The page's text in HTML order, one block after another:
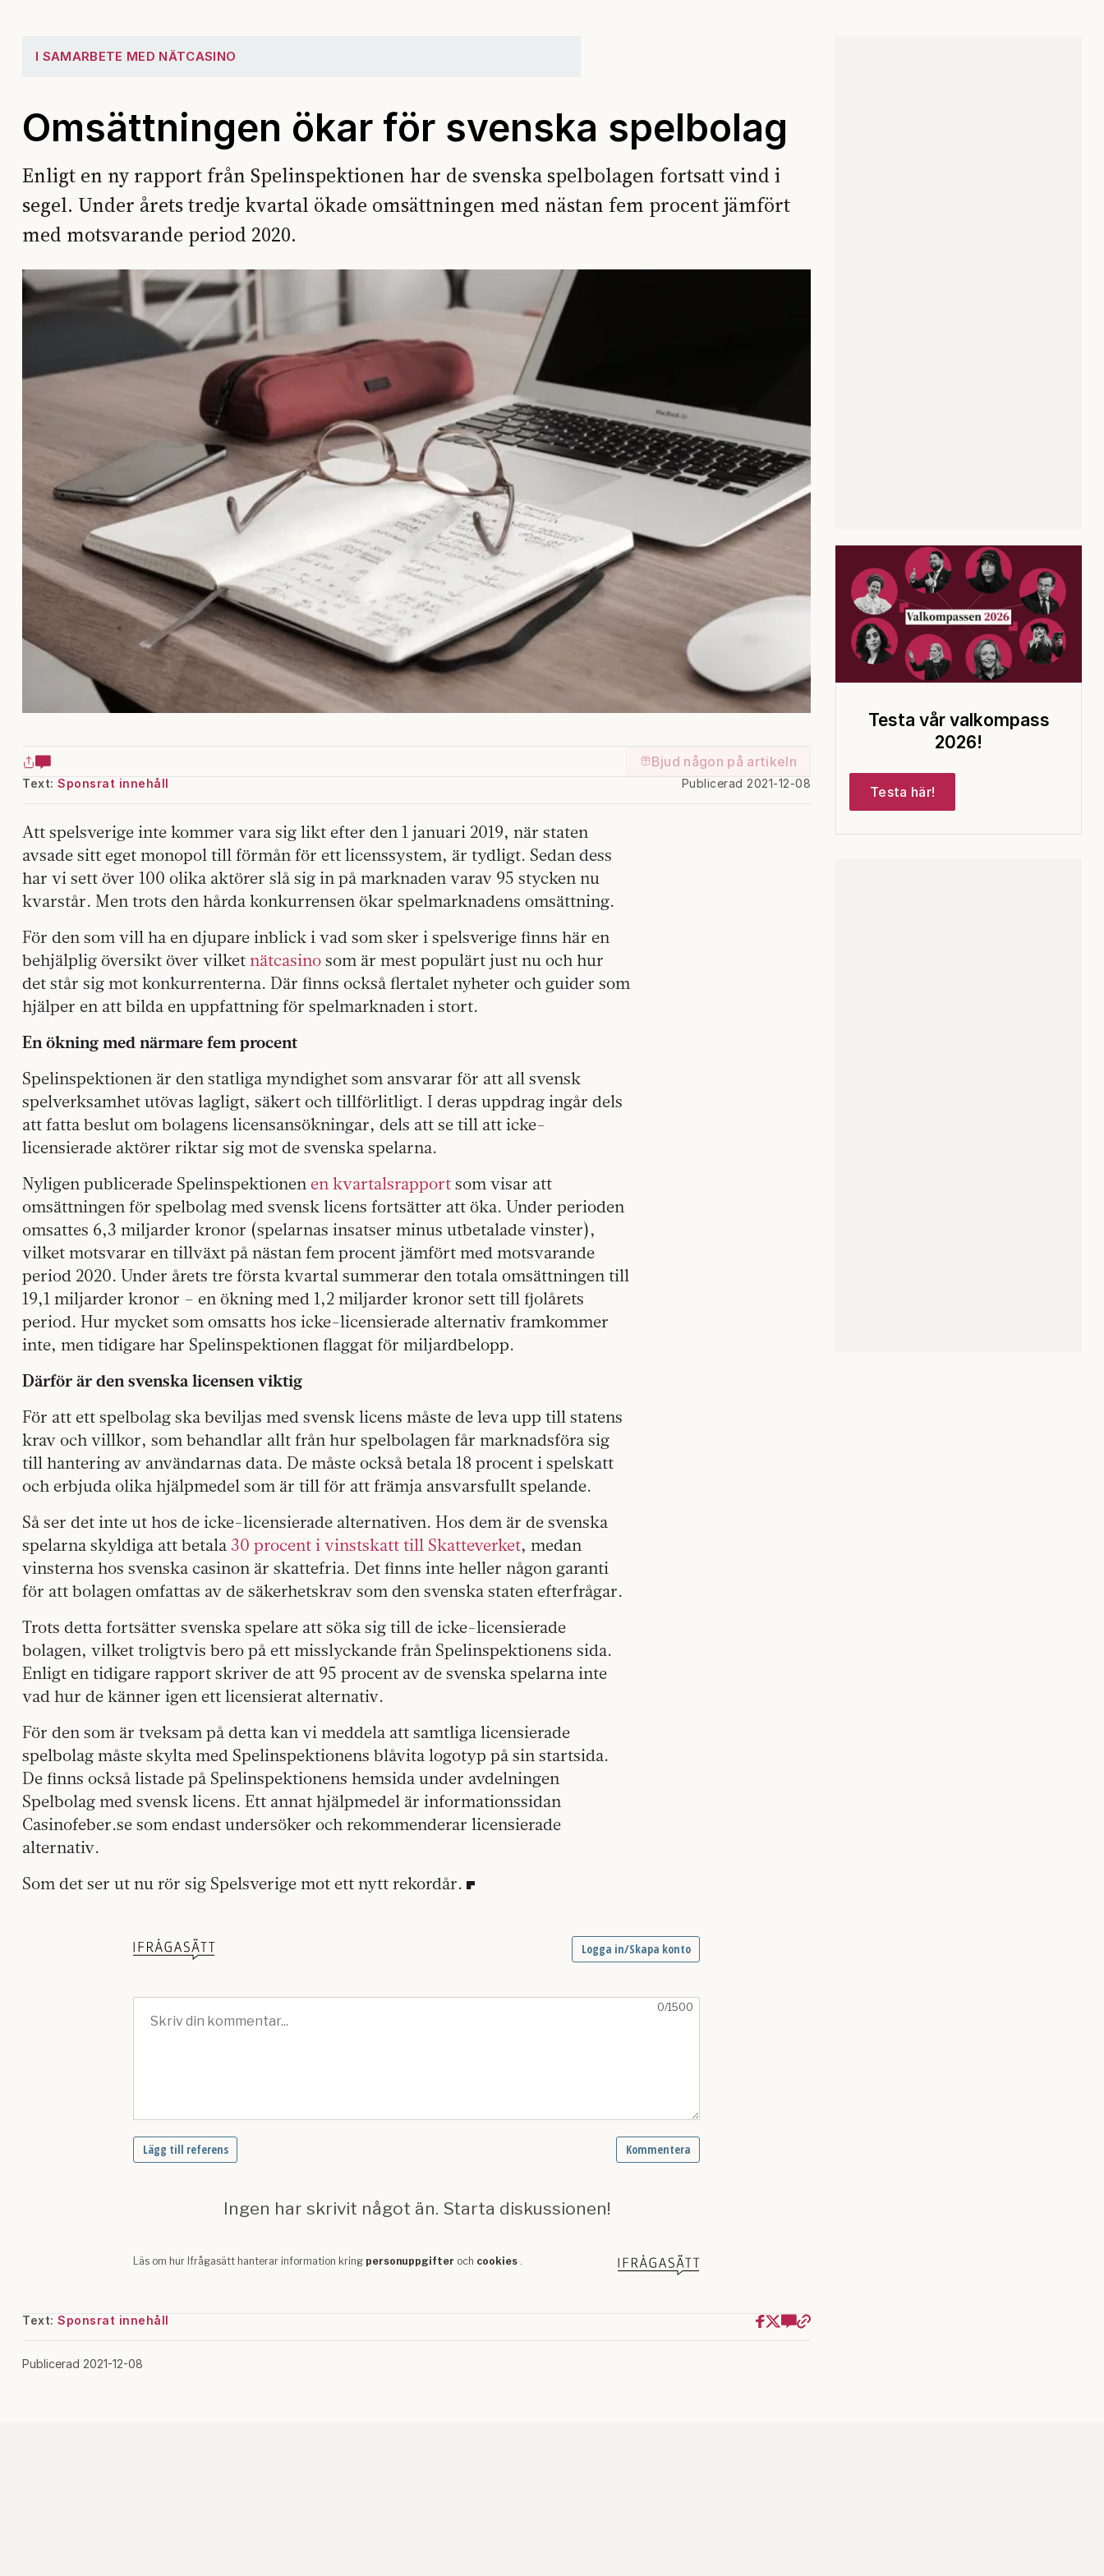
I SAMARBETE MED NÄTCASINO
Omsättningen ökar för svenska spelbolag
Enligt en ny rapport från Spelinspektionen har de svenska spelbolagen fortsatt vind i
segel. Under årets tredje kvartal ökade omsättningen med nästan fem procent jämfört
med motsvarande period 2020.
Bjud någon på artikeln
Text: Sponsrat innehåll Publicerad 2021-12-08
Att spelsverige inte kommer vara sig likt efter den 1 januari 2019, när staten
avsade sitt eget monopol till förmån för ett licenssystem, är tydligt. Sedan dess
har vi sett över 100 olika aktörer slå sig in på marknaden varav 95 stycken nu
kvarstår. Men trots den hårda konkurrensen ökar spelmarknadens omsättning.
För den som vill ha en djupare inblick i vad som sker i spelsverige finns här en
behjälplig översikt över vilket nätcasino som är mest populärt just nu och hur
det står sig mot konkurrenterna. Där finns också flertalet nyheter och guider som
hjälper en att bilda en uppfattning för spelmarknaden i stort.
En ökning med närmare fem procent
Spelinspektionen är den statliga myndighet som ansvarar för att all svensk
spelverksamhet utövas lagligt, säkert och tillförlitligt. I deras uppdrag ingår dels
att fatta beslut om bolagens licensansökningar, dels att se till att icke-
licensierade aktörer riktar sig mot de svenska spelarna.
Nyligen publicerade Spelinspektionenen kvartalsrapport som visar att
omsättningen för spelbolag med svensk licens fortsätter att öka. Under perioden
omsattes 6,3 miljarder kronor (spelarnas insatser minus utbetalade vinster),
vilket motsvarar en tillväxt på nästan fem procent jämfört med motsvarande
period 2020. Under årets tre första kvartal summerar den totala omsättningen till
19,1 miljarder kronor – en ökning med 1,2 miljarder kronor sett till fjolårets
period. Hur mycket som omsatts hos icke-licensierade alternativ framkommer
inte, men tidigare har Spelinspektionen flaggat för miljardbelopp.
Därför är den svenska licensen viktig
För att ett spelbolag ska beviljas med svensk licens måste de leva upp till statens
krav och villkor, som behandlar allt från hur spelbolagen får marknadsföra sig
till hantering av användarnas data. De måste också betala 18 procent i spelskatt
och erbjuda olika hjälpmedel som är till för att främja ansvarsfullt spelande.
Så ser det inte ut hos de icke-licensierade alternativen. Hos dem är de svenska
spelarna skyldiga att betala 30 procent i vinstskatt till Skatteverket, medan
vinsterna hos svenska casinon är skattefria. Det finns inte heller någon garanti
för att bolagen omfattas av de säkerhetskrav som den svenska staten efterfrågar.
Trots detta fortsätter svenska spelare att söka sig till de icke-licensierade
bolagen, vilket troligtvis bero på ett misslyckande från Spelinspektionens sida.
Enligt en tidigare rapport skriver de att 95 procent av de svenska spelarna inte
vad hur de känner igen ett licensierat alternativ.
För den som är tveksam på detta kan vi meddela att samtliga licensierade
spelbolag måste skylta med Spelinspektionens blåvita logotyp på sin startsida.
De finns också listade på Spelinspektionens hemsida under avdelningen
Spelbolag med svensk licens. Ett annat hjälpmedel är informationssidan
Casinofeber.se som endast undersöker och rekommenderar licensierade
alternativ.
Som det ser ut nu rör sig Spelsverige mot ett nytt rekordår.
Text: Sponsrat innehåll
Publicerad 2021-12-08
Testa vår valkompass
2026!
Testa här!